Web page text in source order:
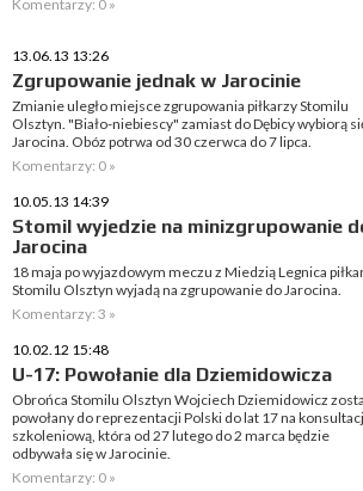
Komentarzy: 0 »
13.06.13 13:26
Zgrupowanie jednak w Jarocinie
Zmianie uległo miejsce zgrupowania piłkarzy Stomilu
Olsztyn. "Biało-niebiescy" zamiast do Dębicy wybiorą
Jarocina. Obóz potrwa od 30 czerwca do 7 lipca.
Komentarzy: 0 »
10.05.13 14:39
Stomil wyjedzie na minizgrupowanie
Jarocina
18 maja po wyjazdowym meczu z Miedzią Legnica
Stomilu Olsztyn wyjadą na zgrupowanie do Jarocina.
Komentarzy: 3 »
10.02.12 15:48
U-17: Powołanie dla Dziemidowicza
Obrońca Stomilu Olsztyn Wojciech Dziemidowicz
powołany do reprezentacji Polski do lat 17 na
szkoleniową, która od 27 lutego do 2 marca będzie
odbywała się w Jarocinie.
Komentarzy: 0 »